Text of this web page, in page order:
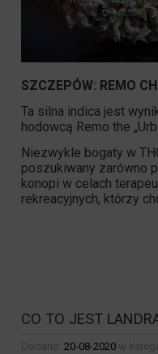
SZCZEPÓW: REMO
Ta silna indica jest
hodowcą Remo the
Niezwykle bogaty w
poszukiwany zarówno
konopi w celach
rekreacyjnych, którzy
CO TO JEST
Dodano: 20-08-2020 w